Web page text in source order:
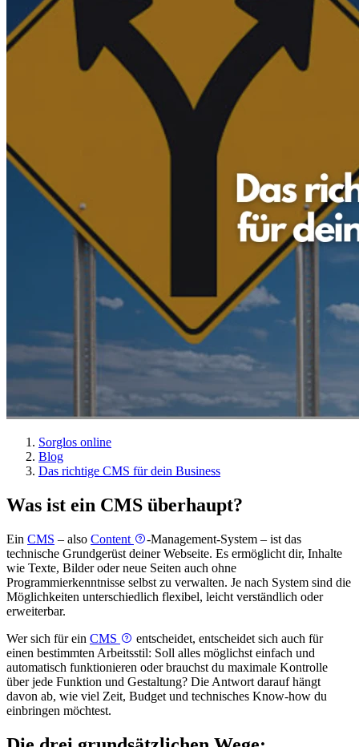
Sorglos online
Blog
Das richtige CMS für dein Business
Was ist ein CMS überhaupt?
Ein CMS – also Content
-Management-System – ist das
technische Grundgerüst deiner Webseite. Es ermöglicht dir, Inhalte
wie Texte, Bilder oder neue Seiten auch ohne
Programmierkenntnisse selbst zu verwalten. Je nach System sind die
Möglichkeiten unterschiedlich flexibel, leicht verständlich oder
erweiterbar.
Wer sich für ein CMS
entscheidet, entscheidet sich auch für
einen bestimmten Arbeitsstil: Soll alles möglichst einfach und
automatisch funktionieren oder brauchst du maximale Kontrolle
über jede Funktion und Gestaltung? Die Antwort darauf hängt
davon ab, wie viel Zeit, Budget und technisches Know-how du
einbringen möchtest.